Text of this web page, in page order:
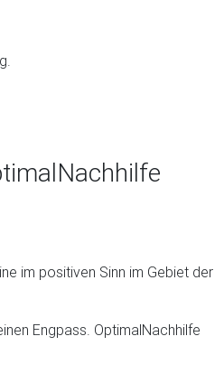
im positiven Sinn im Gebiet der
Engpass. OptimalNachhilfe